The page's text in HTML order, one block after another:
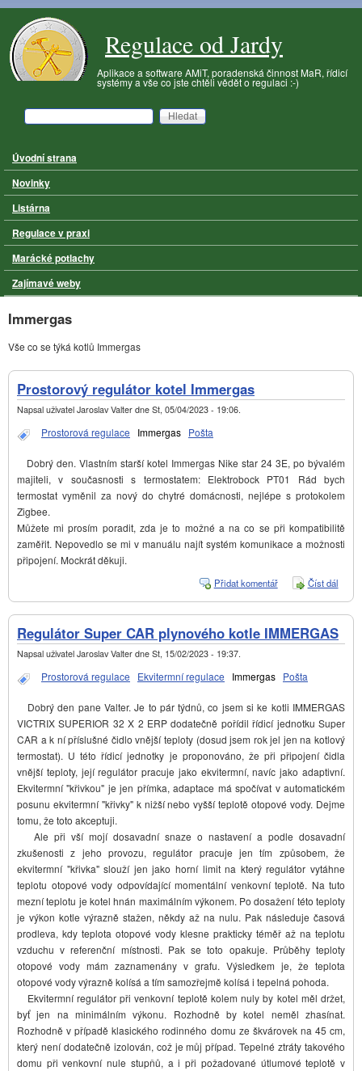
Regulace od Jardy
Aplikace a software AMiT, poradenská činnost MaR, řídicí
systémy a vše co jste chtěli vědět o regulaci :-)
Vyhledávání
Hledat
Hlavní menu
Úvodní strana
Novinky
Listárna
Regulace v praxi
Marácké potlachy
Zajímavé weby
Immergas
Vše co se týká kotlů Immergas
Prostorový regulátor kotel Immergas
Napsal uživatel Jaroslav Valter dne St, 05/04/2023 - 19:06.
Prostorová regulace Immergas Pošta
Dobrý den. Vlastním starší kotel Immergas Nike star 24 3E, po bývalém
majiteli, v současnosti s termostatem: Elektrobock PT01 Rád bych
termostat vyměnil za nový do chytré domácnosti, nejlépe s protokolem
Zigbee.
Můžete mi prosím poradit, zda je to možné a na co se při kompatibilitě
zaměřit. Nepovedlo se mi v manuálu najít systém komunikace a možnosti
připojení. Mockrát děkuji.
Číst dál
Přidat komentář
Regulátor Super CAR plynového kotle IMMERGAS
Napsal uživatel Jaroslav Valter dne St, 15/02/2023 - 19:37.
Prostorová regulace Ekvitermní regulace Immergas Pošta
Dobrý den pane Valter. Je to pár týdnů, co jsem si ke kotli IMMERGAS
VICTRIX SUPERIOR 32 X 2 ERP dodatečně pořídil řídicí jednotku Super
CAR a k ní příslušné čidlo vnější teploty (dosud jsem rok jel jen na kotlový
termostat). U této řídicí jednotky je proponováno, že při připojení čidla
vnější teploty, její regulátor pracuje jako ekvitermní, navíc jako adaptivní.
Ekvitermní "křivkou" je jen přímka, adaptace má spočívat v automatickém
posunu ekvitermní "křivky" k nižší nebo vyšší teplotě otopové vody. Dejme
tomu, že toto akceptuji.
Ale při vší mojí dosavadní snaze o nastavení a podle dosavadní
zkušenosti z jeho provozu, regulátor pracuje jen tím způsobem, že
ekvitermní "křivka" slouží jen jako horní limit na který regulátor vytáhne
teplotu otopové vody odpovídající momentální venkovní teplotě. Na tuto
mezní teplotu je kotel hnán maximálním výkonem. Po dosažení této teploty
je výkon kotle výrazně stažen, někdy až na nulu. Pak následuje časová
prodleva, kdy teplota otopové vody klesne prakticky téměř až na teplotu
vzduchu v referenční místnosti. Pak se toto opakuje. Průběhy teploty
otopové vody mám zaznamenány v grafu. Výsledkem je, že teplota
otopové vody výrazně kolísá a tím samozřejmě kolísá i tepelná pohoda.
Ekvitermní regulátor při venkovní teplotě kolem nuly by kotel měl držet,
byť jen na minimálním výkonu. Rozhodně by kotel neměl zhasínat.
Rozhodně v případě klasického rodinného domu ze škvárovek na 45 cm,
který není dodatečně izolován, což je můj případ. Tepelné ztráty takového
domu při venkovní nule stupňů, a i při požadované útlumové teplotě v